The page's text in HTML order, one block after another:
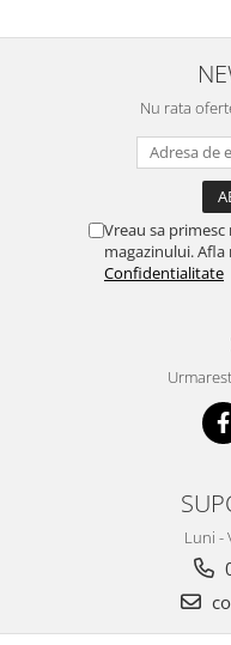
Nu rata
Vreau sa
magazinului.
Confidentialitate
Luni -